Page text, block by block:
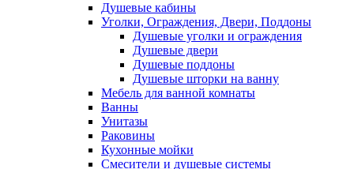
Душевые кабины
Уголки, Ограждения, Двери, Поддоны
Душевые уголки и ограждения
Душевые двери
Душевые поддоны
Душевые шторки на ванну
Мебель для ванной комнаты
Ванны
Унитазы
Раковины
Кухонные мойки
Смесители и душевые системы